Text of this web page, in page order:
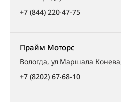
+7 (844) 220-47-75
Прайм Моторс
Вологда, ул Маршала
+7 (8202) 67-68-10